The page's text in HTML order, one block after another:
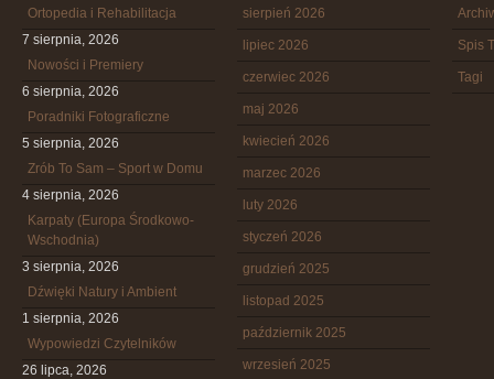
Ortopedia i Rehabilitacja
7 sierpnia, 2026
Nowości i Premiery
6 sierpnia, 2026
Poradniki Fotograficzne
5 sierpnia, 2026
Zrób To Sam – Sport w Domu
4 sierpnia, 2026
Karpaty (Europa Środkowo-
Wschodnia)
3 sierpnia, 2026
Dźwięki Natury i Ambient
1 sierpnia, 2026
Wypowiedzi Czytelników
26 lipca, 2026
sierpień 2026
lipiec 2026
czerwiec 2026
maj 2026
kwiecień 2026
marzec 2026
luty 2026
styczeń 2026
grudzień 2025
listopad 2025
październik 2025
wrzesień 2025
Spis
Tagi